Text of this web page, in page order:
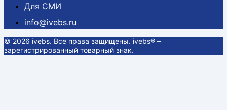
Для СМИ
info@ivebs.ru
© 2026 ivebs. Все права защищены. ivebs® –
зарегистрированный товарный знак.